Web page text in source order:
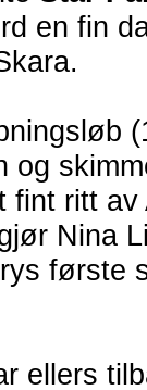
en fin
og
fint ritt av
Nina
første
ellers